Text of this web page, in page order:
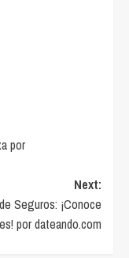
por
Next:
Seguros: ¡Conoce
por dateando.com